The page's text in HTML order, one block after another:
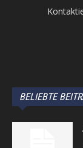
BELIEBTE